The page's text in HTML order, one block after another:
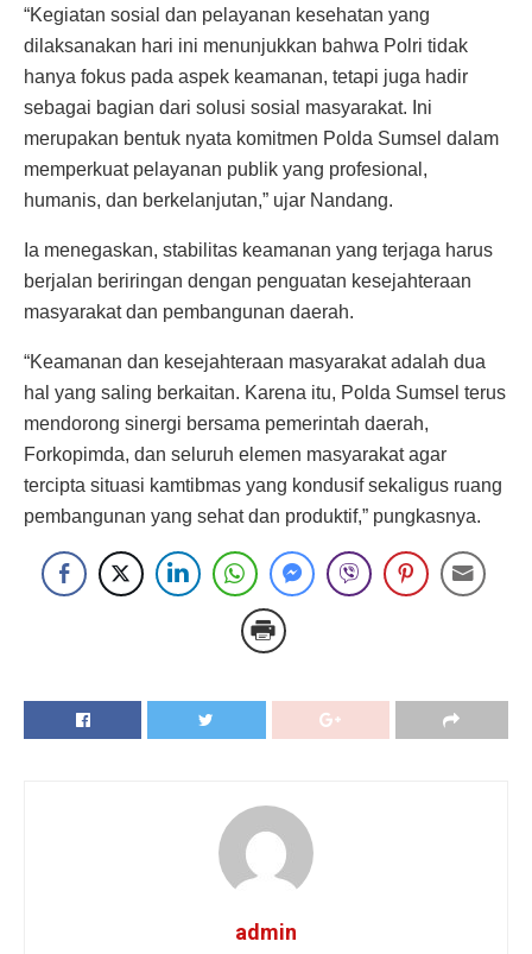
“Kegiatan sosial dan pelayanan kesehatan yang
dilaksanakan hari ini menunjukkan bahwa Polri tidak
hanya fokus pada aspek keamanan, tetapi juga hadir
sebagai bagian dari solusi sosial masyarakat. Ini
merupakan bentuk nyata komitmen Polda Sumsel dalam
memperkuat pelayanan publik yang profesional,
humanis, dan berkelanjutan,” ujar Nandang.
Ia menegaskan, stabilitas keamanan yang terjaga harus
berjalan beriringan dengan penguatan kesejahteraan
masyarakat dan pembangunan daerah.
“Keamanan dan kesejahteraan masyarakat adalah dua
hal yang saling berkaitan. Karena itu, Polda Sumsel terus
mendorong sinergi bersama pemerintah daerah,
Forkopimda, dan seluruh elemen masyarakat agar
tercipta situasi kamtibmas yang kondusif sekaligus ruang
pembangunan yang sehat dan produktif,” pungkasnya.
admin